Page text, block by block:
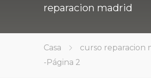
reparacion madrid
Casa
curso reparacion
-Página 2